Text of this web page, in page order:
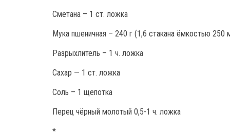
Сметана – 1 ст. ложка
Мука пшеничная – 240 г (1,6 стакана ёмкостью 250
Разрыхлитель – 1 ч. ложка
Сахар — 1 ст. ложка
Соль – 1 щепотка
Перец чёрный молотый 0,5-1 ч. ложка